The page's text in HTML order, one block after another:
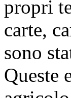
propri
carte,
sono
Queste